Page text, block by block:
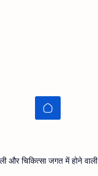
और चिकित्सा जगत में होने